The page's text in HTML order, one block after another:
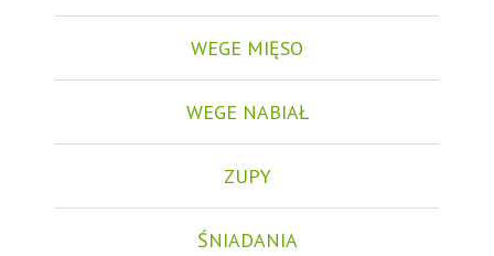
WEGE MIĘSO
WEGE NABIAŁ
ZUPY
ŚNIADANIA